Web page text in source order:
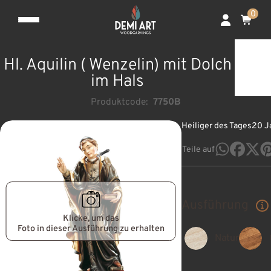
0
Hl. Aquilin ( Wenzelin) mit Dolch
im Hals
Produktcode: 7750B
Klicke, um das
Foto in dieser Ausführung zu erhalten
Heiliger des Tages20
Teile auf